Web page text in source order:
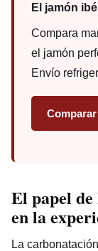
El jamón
Compara
el jamón
Envío
El papel
en la
La